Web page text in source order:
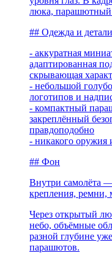
люка, парашютный
## Одежда и детали
- аккуратная
адаптированная
скрывающая
- небольшой
логотипов и
- компактный
закреплённый
правдоподобно
- никакого оружия
## Фон
Внутри самолёта
крепления, ремни,
Через открытый
небо, объёмные
разной глубине
парашютов.